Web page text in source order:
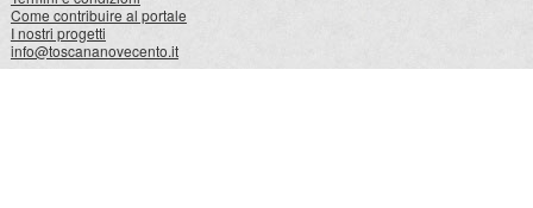
Come contribuire al portale
I nostri progetti
info@toscananovecento.it